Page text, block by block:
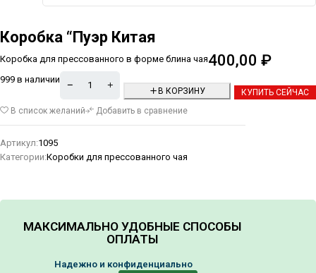
Коробка “Пуэр Китая
Коробка для прессованного в форме блина чая400,00 ₽
999 в наличии
В КОРЗИНУ КУПИТЬ СЕЙЧАС
Alternative:
В список желаний Добавить в сравнение
Артикул:1095
Категории:Коробки для прессованного чая
МАКСИМАЛЬНО УДОБНЫЕ СПОСОБЫ
ОПЛАТЫ
Надежно и конфиденциально